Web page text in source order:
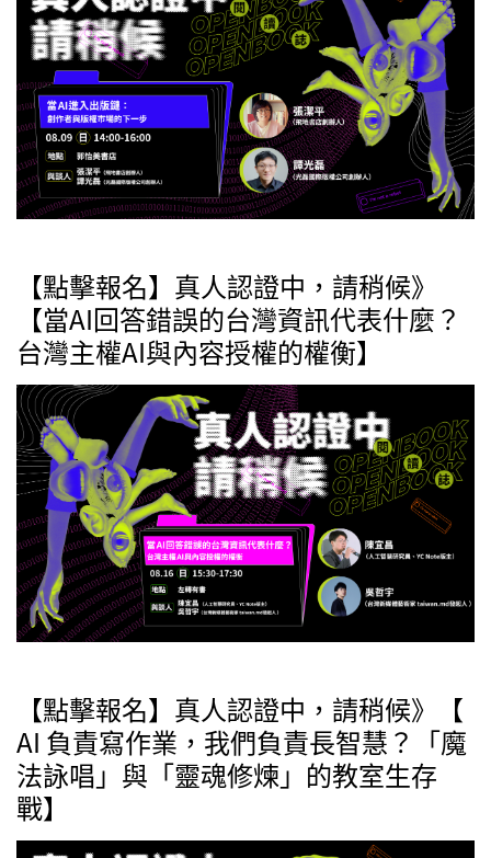
【點擊報名】真人認證中，請稍候》
【當AI回答錯誤的台灣資訊代表什麼？
台灣主權AI與內容授權的權衡】
【點擊報名】真人認證中，請稍候》【
AI 負責寫作業，我們負責長智慧？「魔
法詠唱」與「靈魂修煉」的教室生存
戰】